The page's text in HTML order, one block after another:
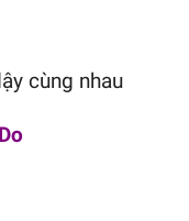
cùng nhau